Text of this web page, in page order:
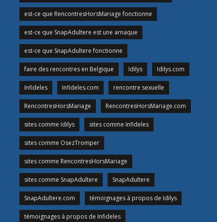
est-ce que RencontresHorsMariage fonctionne
est-ce que SnapAdultere est une arnaque
est-ce que SnapAdultere fonctionne
faire des rencontres en Belgique Idilys Idilys.com
Infideles Infideles.com rencontre sexuelle
RencontresHorsMariage RencontresHorsMariage.com
sites comme Idilys sites comme Infideles
sites comme OsezTromper
sites comme RencontresHorsMariage
sites comme SnapAdultere SnapAdultere
SnapAdultere.com témoignages à propos de Idilys
témoignages à propos de Infideles